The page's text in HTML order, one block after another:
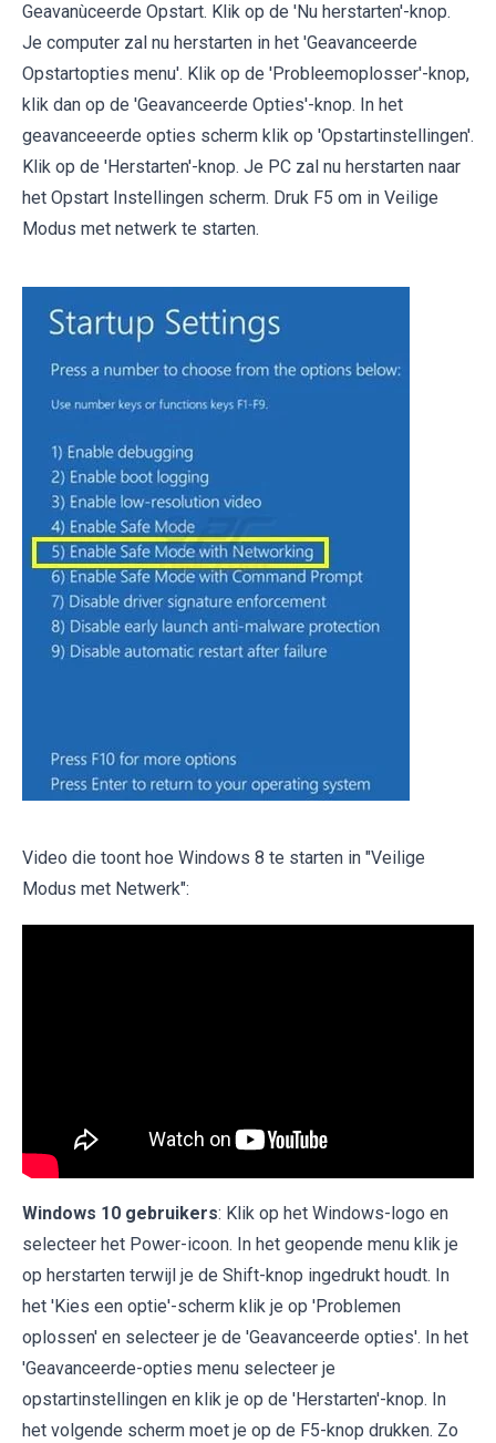
Geavanùceerde Opstart. Klik op de 'Nu herstarten'-knop.
Je computer zal nu herstarten in het 'Geavanceerde
Opstartopties menu'. Klik op de 'Probleemoplosser'-knop,
klik dan op de 'Geavanceerde Opties'-knop. In het
geavanceeerde opties scherm klik op 'Opstartinstellingen'.
Klik op de 'Herstarten'-knop. Je PC zal nu herstarten naar
het Opstart Instellingen scherm. Druk F5 om in Veilige
Modus met netwerk te starten.
Video die toont hoe Windows 8 te starten in "Veilige
Modus met Netwerk":
Windows 10 gebruikers: Klik op het Windows-logo en
selecteer het Power-icoon. In het geopende menu klik je
op herstarten terwijl je de Shift-knop ingedrukt houdt. In
het 'Kies een optie'-scherm klik je op 'Problemen
oplossen' en selecteer je de 'Geavanceerde opties'. In het
'Geavanceerde-opties menu selecteer je
opstartinstellingen en klik je op de 'Herstarten'-knop. In
het volgende scherm moet je op de F5-knop drukken. Zo